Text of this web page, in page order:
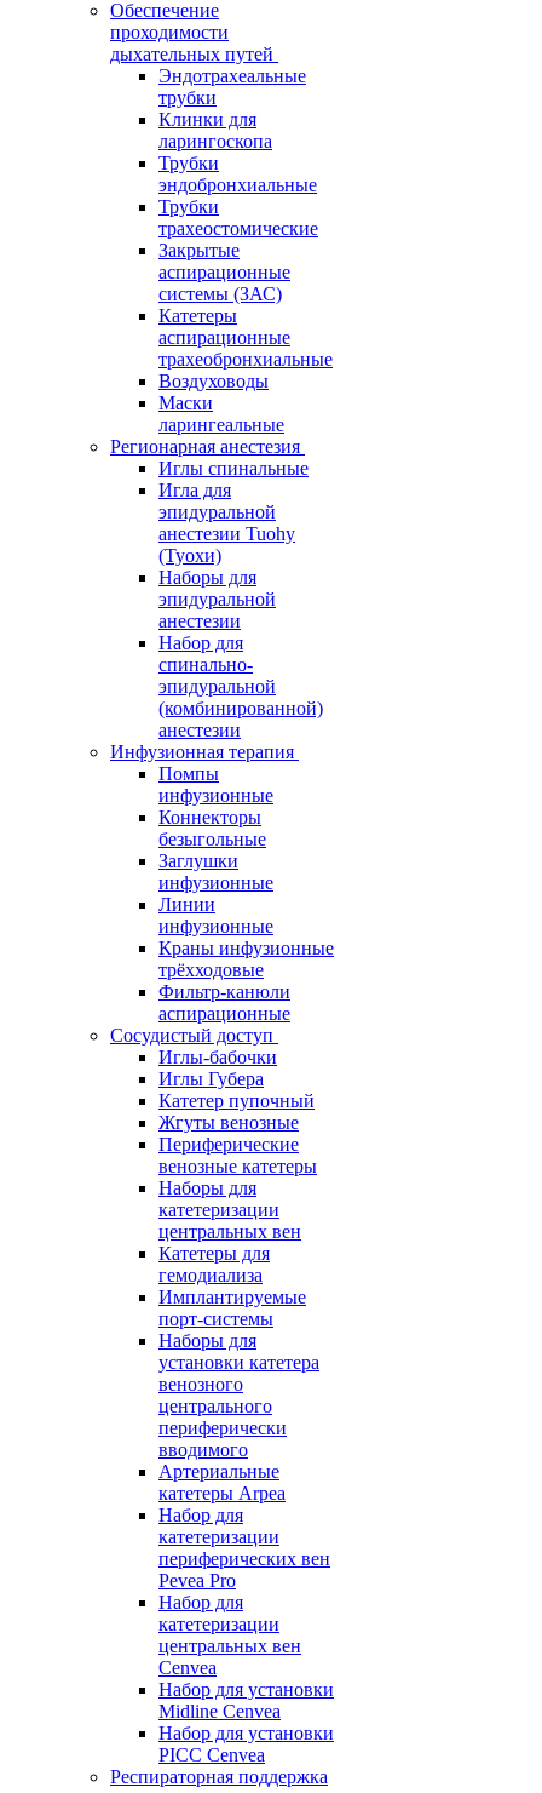
Обеспечение
проходимости
дыхательных путей
Эндотрахеальные
трубки
Клинки для
ларингоскопа
Трубки
эндобронхиальные
Трубки
трахеостомические
Закрытые
аспирационные
системы (ЗАС)
Катетеры
аспирационные
трахеобронхиальные
Воздуховоды
Маски
ларингеальные
Регионарная анестезия
Иглы спинальные
Игла для
эпидуральной
анестезии Tuohy
(Туохи)
Наборы для
эпидуральной
анестезии
Набор для
спинально-
эпидуральной
(комбинированной)
анестезии
Инфузионная терапия
Помпы
инфузионные
Коннекторы
безыгольные
Заглушки
инфузионные
Линии
инфузионные
Краны инфузионные
трёхходовые
Фильтр-канюли
аспирационные
Сосудистый доступ
Иглы-бабочки
Иглы Губера
Катетер пупочный
Жгуты венозные
Периферические
венозные катетеры
Наборы для
катетеризации
центральных вен
Катетеры для
гемодиализа
Имплантируемые
порт‑системы
Наборы для
установки катетера
венозного
центрального
периферически
вводимого
Артериальные
катетеры Arpea
Набор для
катетеризации
периферических вен
Pevea Pro
Набор для
катетеризации
центральных вен
Cenvea
Набор для установки
Midline Cenvea
Набор для установки
PICC Cenvea
Респираторная поддержка